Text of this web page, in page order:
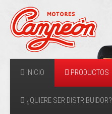
INICIO PRODUCTOS
¿QUIERE SER DISTRIBUIDOR?